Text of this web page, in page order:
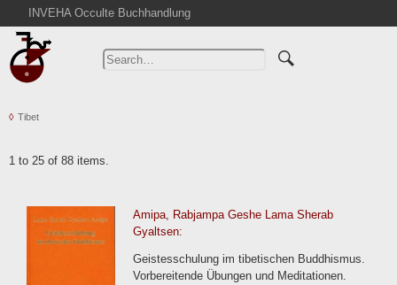
INVEHA Occulte Buchhandlung
Home
Advanced Search
Cart
Contact
Tibet
1 to 25 of 88 items.
Amipa, Rabjampa Geshe Lama Sherab
Gyaltsen:
Geistesschulung im tibetischen Buddhismus.
Vorbereitende Übungen und Meditationen.